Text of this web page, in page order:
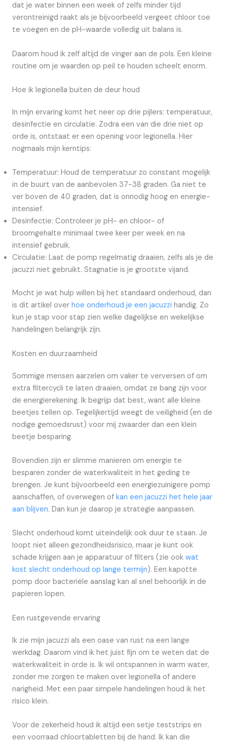
dat je water binnen een week of zelfs minder tijd
verontreinigd raakt als je bijvoorbeeld vergeet chloor toe
te voegen en de pH-waarde volledig uit balans is.
Daarom houd ik zelf altijd de vinger aan de pols. Een kleine
routine om je waarden op peil te houden scheelt enorm.
Hoe ik legionella buiten de deur houd
In mijn ervaring komt het neer op drie pijlers: temperatuur,
desinfectie en circulatie. Zodra een van die drie niet op
orde is, ontstaat er een opening voor legionella. Hier
nogmaals mijn kerntips:
Temperatuur: Houd de temperatuur zo constant mogelijk
in de buurt van de aanbevolen 37-38 graden. Ga niet te
ver boven de 40 graden, dat is onnodig hoog en energie-
intensief.
Desinfectie: Controleer je pH- en chloor- of
broomgehalte minimaal twee keer per week en na
intensief gebruik.
Circulatie: Laat de pomp regelmatig draaien, zelfs als je de
jacuzzi niet gebruikt. Stagnatie is je grootste vijand.
Mocht je wat hulp willen bij het standaard onderhoud, dan
is dit artikel over hoe onderhoud je een jacuzzi handig. Zo
kun je stap voor stap zien welke dagelijkse en wekelijkse
handelingen belangrijk zijn.
Kosten en duurzaamheid
Sommige mensen aarzelen om vaker te verversen of om
extra filtercycli te laten draaien, omdat ze bang zijn voor
de energierekening. Ik begrijp dat best, want alle kleine
beetjes tellen op. Tegelijkertijd weegt de veiligheid (en de
nodige gemoedsrust) voor mij zwaarder dan een klein
beetje besparing.
Bovendien zijn er slimme manieren om energie te
besparen zonder de waterkwaliteit in het geding te
brengen. Je kunt bijvoorbeeld een energiezuinigere pomp
aanschaffen, of overwegen of kan een jacuzzi het hele jaar
aan blijven. Dan kun je daarop je strategie aanpassen.
Slecht onderhoud komt uiteindelijk ook duur te staan. Je
loopt niet alleen gezondheidsrisico, maar je kunt ook
schade krijgen aan je apparatuur of filters (zie ook wat
kost slecht onderhoud op lange termijn). Een kapotte
pomp door bacteriële aanslag kan al snel behoorlijk in de
papieren lopen.
Een rustgevende ervaring
Ik zie mijn jacuzzi als een oase van rust na een lange
werkdag. Daarom vind ik het juist fijn om te weten dat de
waterkwaliteit in orde is. Ik wil ontspannen in warm water,
zonder me zorgen te maken over legionella of andere
narigheid. Met een paar simpele handelingen houd ik het
risico klein.
Voor de zekerheid houd ik altijd een setje teststrips en
een voorraad chloortabletten bij de hand. Ik kan die